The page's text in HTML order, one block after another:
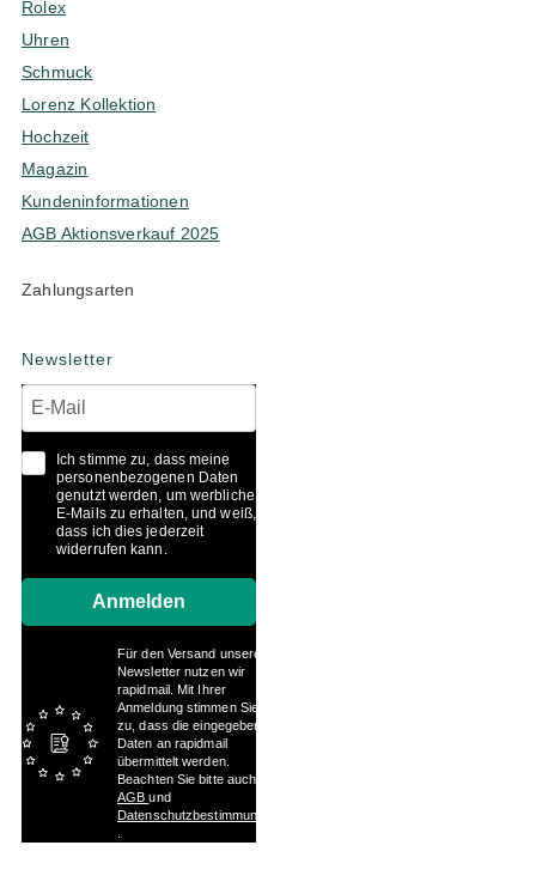
Rolex
Uhren
Schmuck
Lorenz Kollektion
Hochzeit
Magazin
Kundeninformationen
AGB Aktionsverkauf 2025
Zahlungsarten
Newsletter
Ich stimme zu, dass meine
personenbezogenen Daten
genutzt werden, um werbliche
E-Mails zu erhalten, und weiß,
dass ich dies jederzeit
widerrufen kann.
Anmelden
Für den Versand unserer
Newsletter nutzen wir
rapidmail. Mit Ihrer
Anmeldung stimmen Sie
zu, dass die eingegebenen
Daten an rapidmail
übermittelt werden.
Beachten Sie bitte auch die
AGBund
Datenschutzbestimmungen